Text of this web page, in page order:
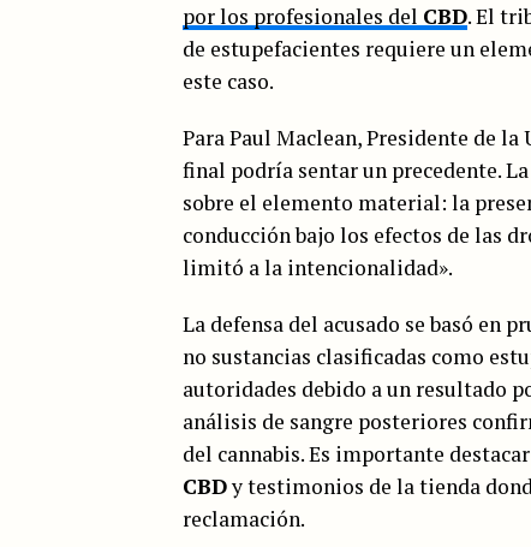
por los profesionales del CBD. El
de estupefacientes requiere un
este caso.
Para Paul Maclean, Presidente de
final podría sentar un precedente.
sobre el elemento material: la
conducción bajo los efectos de las
limitó a la intencionalidad».
La defensa del acusado se basó en
no sustancias clasificadas como
autoridades debido a un resultado
análisis de sangre posteriores
del cannabis. Es importante
CBDy testimonios de la tienda
reclamación.